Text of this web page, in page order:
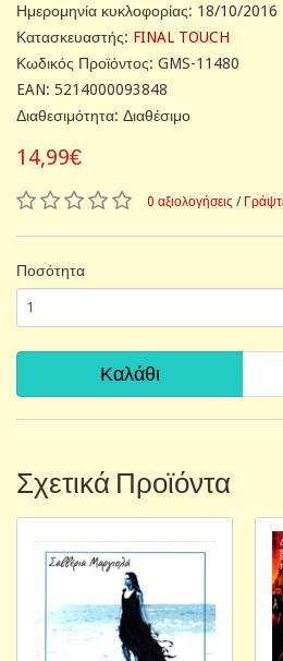
Ημερομηνία κυκλοφορίας: 18/10/2016
Κατασκευαστής: FINAL TOUCH
Κωδικός Προϊόντος: GMS-11480
EAN: 5214000093848
Διαθεσιμότητα: Διαθέσιμο
14,99€
0 αξιολογήσεις /
Ποσότητα
Καλάθι
Σχετικά Προϊόντα